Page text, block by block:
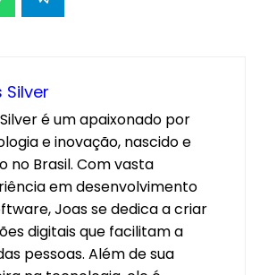
Silver
é um apaixonado por
e inovação, nascido e
no Brasil. Com vasta
em desenvolvimento
Joas se dedica a criar
digitais que facilitam a
pessoas. Além de sua